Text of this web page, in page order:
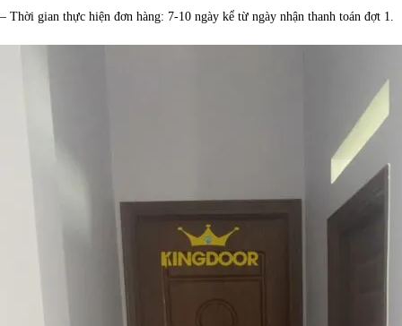
– Thời gian thực hiện đơn hàng: 7-10 ngày kể từ ngày nhận thanh toán đợt 1.